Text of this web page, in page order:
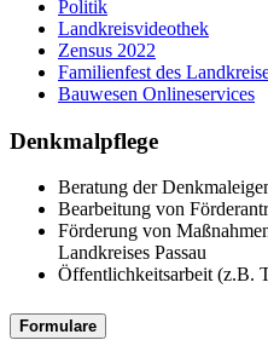
Politik
Landkreisvideothek
Zensus 2022
Familienfest des
Bauwesen Onlineservices
Denkmalpflege
Beratung der
Bearbeitung von
Förderung von
Landkreises Passau
Öffentlichkeitsarbeit (z.B.
Formulare